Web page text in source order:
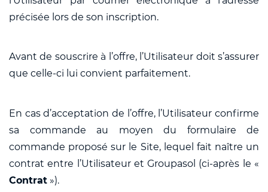
précisée lors de son inscription.
Avant de souscrire à l’offre, l’Utilisateur doit s’assurer
que celle-ci lui convient parfaitement.
En cas d’acceptation de l’offre, l’Utilisateur confirme
sa commande au moyen du formulaire de
commande proposé sur le Site, lequel fait naître un
contrat entre l’Utilisateur et Groupasol (ci-après le «
Contrat »).